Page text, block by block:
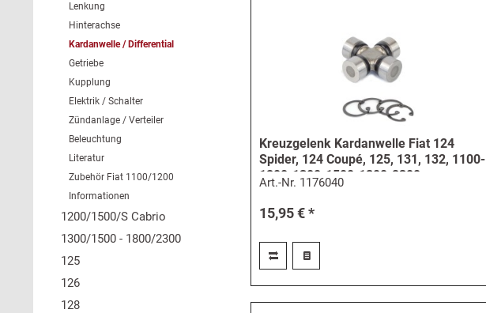
Lenkung
Hinterachse
Kardanwelle / Differential
Getriebe
Kupplung
Elektrik / Schalter
Zündanlage / Verteiler
Beleuchtung
Literatur
Zubehör Fiat 1100/1200
Informationen
1200/1500/S Cabrio
1300/1500 - 1800/2300
125
126
128
Kreuzgelenk Kardanwelle Fiat 124
Spider, 124 Coupé, 125, 131, 132, 1100-
1200-1300-1500-1800-2300
Art.-Nr. 1176040
15,95 € *